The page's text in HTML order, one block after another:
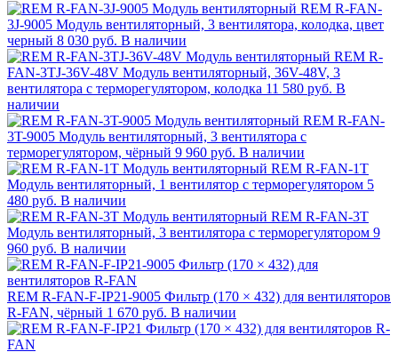
REM R-FAN-
3J-9005 Модуль вентиляторный, 3 вентилятора, колодка, цвет
черный 8 030 руб. В наличии
REM R-
FAN-3TJ-36V-48V Модуль вентиляторный, 36V-48V, 3
вентилятора с терморегулятором, колодка 11 580 руб. В
наличии
REM R-FAN-
3T-9005 Модуль вентиляторный, 3 вентилятора с
терморегулятором, чёрный 9 960 руб. В наличии
REM R-FAN-1T
Модуль вентиляторный, 1 вентилятор с терморегулятором 5
480 руб. В наличии
REM R-FAN-3T
Модуль вентиляторный, 3 вентилятора с терморегулятором 9
960 руб. В наличии
REM R-FAN-F-IP21-9005 Фильтр (170 × 432) для вентиляторов
R-FAN, чёрный 1 670 руб. В наличии